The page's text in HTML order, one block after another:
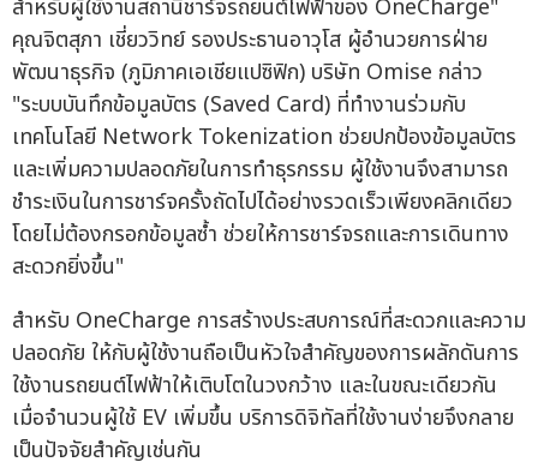
สำหรับผู้ใช้งานสถานีชาร์จรถยนต์ไฟฟ้าของ OneCharge"
คุณจิตสุภา เชี่ยววิทย์ รองประธานอาวุโส ผู้อำนวยการฝ่าย
พัฒนาธุรกิจ (ภูมิภาคเอเชียแปซิฟิก) บริษัท Omise กล่าว
"ระบบบันทึกข้อมูลบัตร (Saved Card) ที่ทำงานร่วมกับ
เทคโนโลยี Network Tokenization ช่วยปกป้องข้อมูลบัตร
และเพิ่มความปลอดภัยในการทำธุรกรรม ผู้ใช้งานจึงสามารถ
ชำระเงินในการชาร์จครั้งถัดไปได้อย่างรวดเร็วเพียงคลิกเดียว
โดยไม่ต้องกรอกข้อมูลซ้ำ ช่วยให้การชาร์จรถและการเดินทาง
สะดวกยิ่งขึ้น"
สำหรับ OneCharge การสร้างประสบการณ์ที่สะดวกและความ
ปลอดภัย ให้กับผู้ใช้งานถือเป็นหัวใจสำคัญของการผลักดันการ
ใช้งานรถยนต์ไฟฟ้าให้เติบโตในวงกว้าง และในขณะเดียวกัน
เมื่อจำนวนผู้ใช้ EV เพิ่มขึ้น บริการดิจิทัลที่ใช้งานง่ายจึงกลาย
เป็นปัจจัยสำคัญเช่นกัน